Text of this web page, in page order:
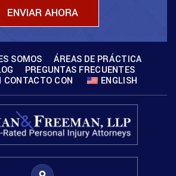
SOMOS
ÁREAS DE PRÁCTICA
PREGUNTAS FRECUENTES
CONTACTO CON
ENGLISH